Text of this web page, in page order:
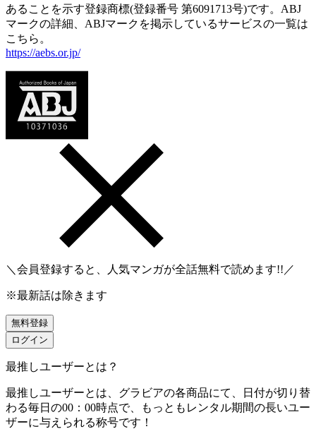
あることを示す登録商標(登録番号 第6091713号)です。ABJ
マークの詳細、ABJマークを掲示しているサービスの一覧は
こちら。
https://aebs.or.jp/
＼会員登録すると、人気マンガが全話無料で読めます!!／
※最新話は除きます
無料登録
ログイン
最推しユーザーとは？
最推しユーザーとは、グラビアの各商品にて、日付が切り替
わる毎日の00：00時点で、
もっともレンタル期間の長いユー
ザーに与えられる称号です！